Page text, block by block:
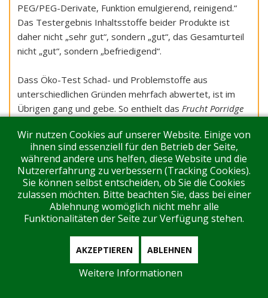
PEG/PEG-Derivate, Funktion emulgierend, reinigend.“
Das Testergebnis Inhaltsstoffe beider Produkte ist
daher nicht „sehr gut“, sondern „gut“, das Gesamturteil
nicht „gut“, sondern „befriedigend“.
Dass Öko-Test Schad- und Problemstoffe aus
unterschiedlichen Gründen mehrfach abwertet, ist im
Übrigen gang und gebe. So enthielt das Frucht Porridge
dafür im Heft 3/2026 gleich dreimal abgewertet: Um je
eine Note, weil Öko-Test es als besonders bedenklich
einstuft, weil zu in der EU nicht mehr zugelassen ist und
weil es als eines von mehreren zur Mehrfachbelastung
des Porridge beitrug.
Wir nutzen Cookies auf unserer Website. Einige von
ihnen sind essenziell für den Betrieb der Seite,
während andere uns helfen, diese Website und die
Nutzererfahrung zu verbessern (Tracking Cookies).
Sie können selbst entscheiden, ob Sie die Cookies
zulassen möchten. Bitte beachten Sie, dass bei einer
Ablehnung womöglich nicht mehr alle
Funktionalitäten der Seite zur Verfügung stehen.
AKZEPTIEREN ABLEHNEN
Weitere Informationen